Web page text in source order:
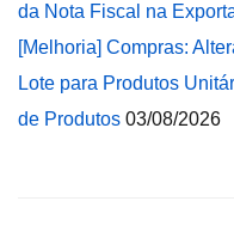
da Nota Fiscal na
[Melhoria] Compras:
Lote para Produtos
de Produtos 03/08/2026